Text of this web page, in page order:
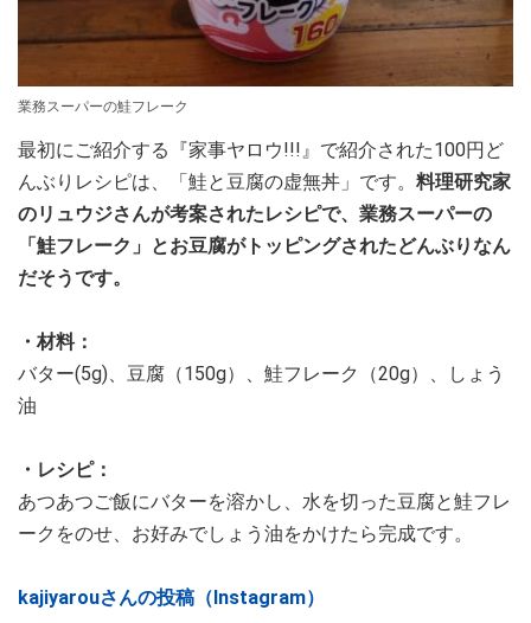
業務スーパーの鮭フレーク
最初にご紹介する『家事ヤロウ!!!』で紹介された100円ど
んぶりレシピは、「鮭と豆腐の虚無丼」です。 料理研究家
のリュウジさんが考案されたレシピで、業務スーパーの
「鮭フレーク」とお豆腐がトッピングされたどんぶりなん
だそうです。
・材料：
バター(5g)、豆腐（150g）、鮭フレーク（20g）、しょう
油
・レシピ：
あつあつご飯にバターを溶かし、水を切った豆腐と鮭フレ
ークをのせ、お好みでしょう油をかけたら完成です。
kajiyarouさんの投稿（Instagram）